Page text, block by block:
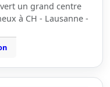
un grand centre
à CH - Lausanne -